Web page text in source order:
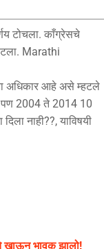
टोचला. काँग्रेसचे
Marathi
अधिकार आहे असे म्हटले
पण 2004 ते 2014 10
नाही??, याविषयी
खाऊन भावुक झालो!